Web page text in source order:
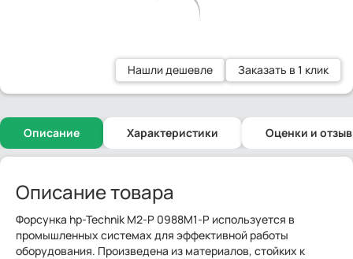
Нашли дешевле Заказать в 1 клик
Описание Характеристики Оценки и
Описание товара
Форсунка hp-Technik M2-P 0988M1-P используется в
промышленных системах для эффективной работы
оборудования. Произведена из материалов, стойких к